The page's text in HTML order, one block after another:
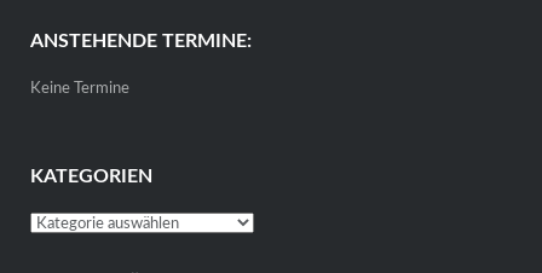
ANSTEHENDE TERMINE:
Keine Termine
KATEGORIEN
Kategorien